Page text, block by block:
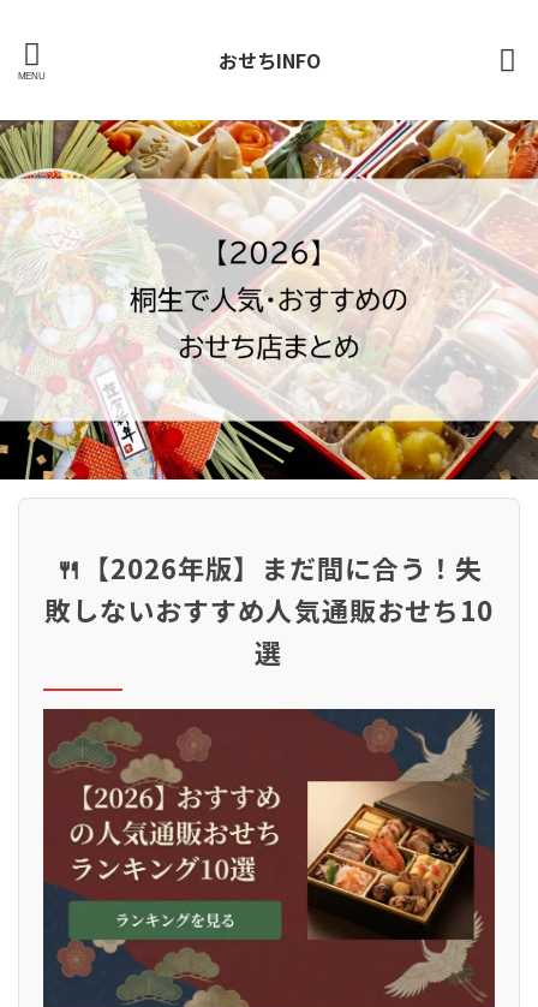
おせちINFO
🍴【2026年版】まだ間に合う！失
敗しないおすすめ人気通販おせち10
選